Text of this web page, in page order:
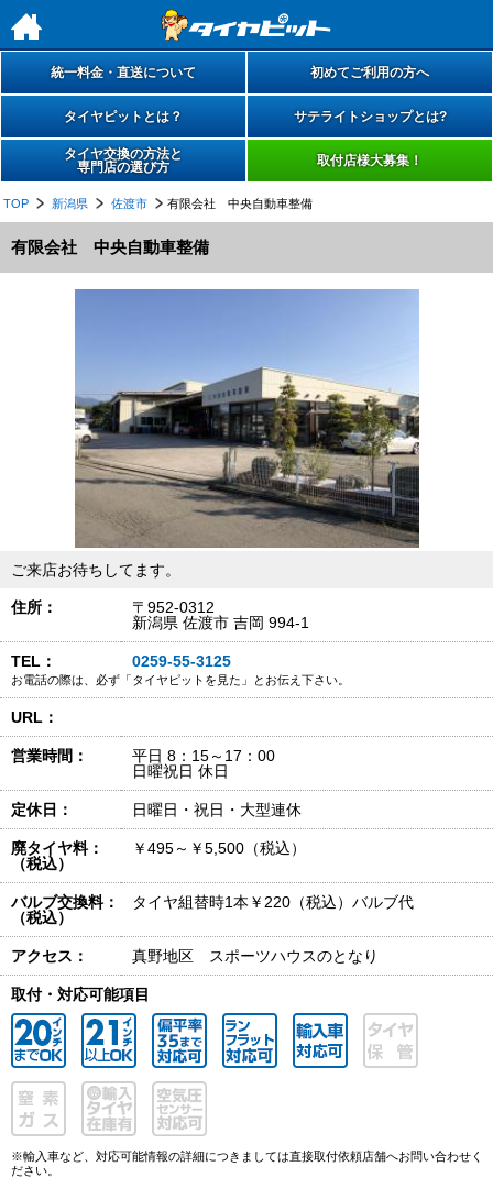
h
統一料金・直送について 初めてご利用の方へ
タイヤピットとは？ サテライトショップとは?
タイヤ交換の方法と
専門店の選び方
取付店様大募集！
TOP 新潟県 佐渡市 有限会社 中央自動車整備
有限会社 中央自動車整備
ご来店お待ちしてます。
住所：
〒952-0312
新潟県 佐渡市 吉岡 994-1
TEL： 0259-55-3125
お電話の際は、必ず「タイヤピットを見た」とお伝え下さい。
URL：
営業時間：
平日 8：15～17：00
日曜祝日 休日
定休日： 日曜日・祝日・大型連休
廃タイヤ料：
（税込）
￥495～￥5,500（税込）
バルブ交換料：
（税込）
タイヤ組替時1本￥220（税込）バルブ代
アクセス： 真野地区 スポーツハウスのとなり
取付・対応可能項目
※輸入車など、対応可能情報の詳細につきましては直接取付依頼店舗へお問い合わせく
ださい。